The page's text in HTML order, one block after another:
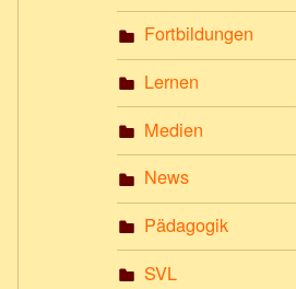
Fortbildungen
Lernen
Medien
News
Pädagogik
SVL